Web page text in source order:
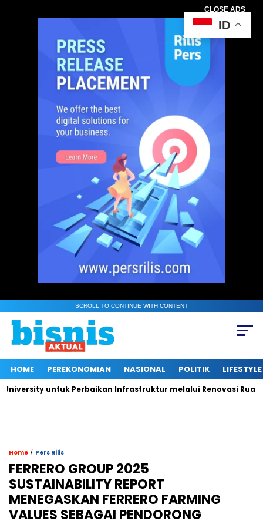
CLOSE ADS
SCROLL TO CONTINUE WITH CONTENT
HOME PEREKONOMIAN NASIONAL POLITIK LIFESTYLE
untuk Perbaikan Infrastruktur melalui Renovasi Ruang
Home / Pers Rilis
FERRERO GROUP 2025
SUSTAINABILITY REPORT
MENEGASKAN FERRERO FARMING
VALUES SEBAGAI PENDORONG
ID